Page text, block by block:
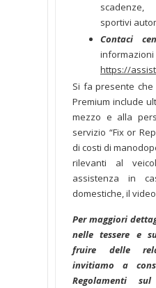
scadenze,
sportivi
Contaci
https://
Si fa presente che
Premium include
mezzo e alla
servizio “Fix or
di costi di
rilevanti al
assistenza in
domestiche, il
Per maggiori
nelle tessere e
fruire delle
invitiamo a
Regolamenti